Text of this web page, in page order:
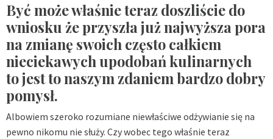
Być może właśnie teraz doszliście do
wniosku że przyszła już najwyższa pora
na zmianę swoich często całkiem
nieciekawych upodobań kulinarnych
to jest to naszym zdaniem bardzo dobry
pomysł.
Albowiem szeroko rozumiane niewłaściwe odżywianie się na
pewno nikomu nie służy. Czy wobec tego właśnie teraz